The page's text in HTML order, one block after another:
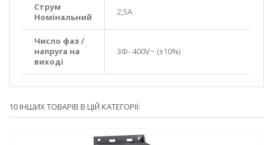
Струм
Номінальний
2,5А
Число фаз /
напруга на
виході
3Ф- 400V~ (±10%)
10 ІНШИХ ТОВАРІВ В ЦІЙ КАТЕГОРІЇ: